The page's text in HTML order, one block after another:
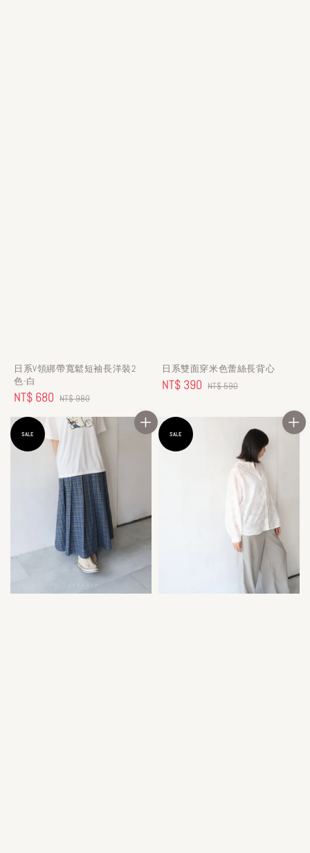
日系V領綁帶寬鬆短袖長洋裝2
色-白
Sale
price
NT$ 680 Regular
price
NT$ 980
日系雙面穿米色蕾絲長背心
Sale
NT$ 390 Regular
NT$ 590
SALE SALE